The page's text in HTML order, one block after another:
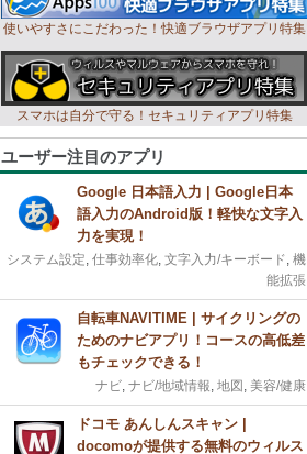
使いやすさにこだわった！快適ブラウザアプリ特集
スマホは自分で守る！セキュリティアプリ特集
ユーザー注目のアプリ
Google 日本語入力 | Google日本
語入力のAndroid版！軽快な文字入
力を実現！
システム設定, 仕事効率化, 文字入力/キーボード, 機
能拡張
自転車NAVITIME | サイクリングの
ためのナビアプリ！コースの高低差
もチェックできる！
ナビ, ナビ/地域情報, 地図 , 美容/健康
ドコモ あんしんスキャン |
docomoが提供する無料のウィルス